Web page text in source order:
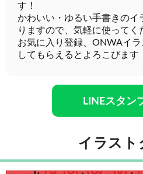
す！
かわいい・ゆるい手書きのイ
りますので、気軽に使ってく
お気に入り登録、ONWAイ
してもらえるとよろこびます
LINEスタン
イラスト